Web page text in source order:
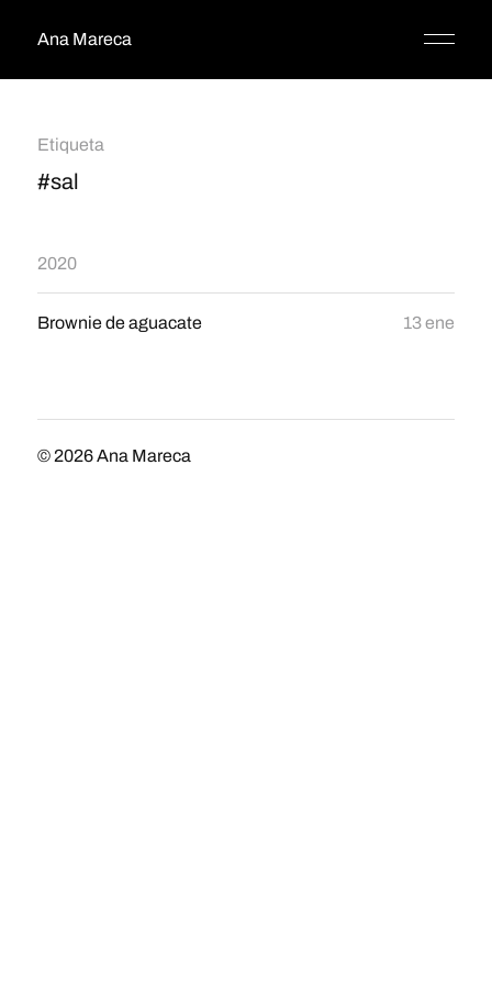
Ana Mareca
Etiqueta
#sal
2020
Brownie de aguacate 13 ene
© 2026Ana Mareca